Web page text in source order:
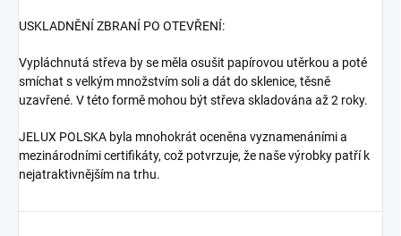
USKLADNĚNÍ ZBRANÍ PO OTEVŘENÍ:
Vypláchnutá střeva by se měla osušit papírovou utěrkou a poté
smíchat s velkým množstvím soli a dát do sklenice, těsně
uzavřené. V této formě mohou být střeva skladována až 2 roky.
JELUX POLSKA byla mnohokrát oceněna vyznamenáními a
mezinárodními certifikáty, což potvrzuje, že naše výrobky patří k
nejatraktivnějším na trhu.